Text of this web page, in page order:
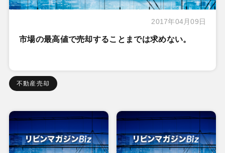
2017年04月09日
市場の最高値で売却することまでは求めない。
不動産売却